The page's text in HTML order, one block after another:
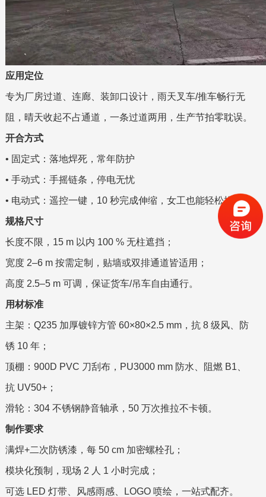
应用定位
专为厂房过道、连廊、装卸口设计，雨天叉车/推车畅行无
阻，晴天收起不占通道，一条过道两用，生产节拍零耽误。
开合方式
• 固定式：落地焊死，常年防护
• 手动式：手摇链条，停电无忧
• 电动式：遥控一键，10 秒完成伸缩，女工也能轻松操作
规格尺寸
长度不限，15 m 以内 100 % 无柱遮挡；
宽度 2–6 m 按需定制，贴墙或双排通道皆适用；
高度 2.5–5 m 可调，保证货车/吊车自由通行。
用材标准
主架：Q235 加厚镀锌方管 60×80×2.5 mm，抗 8 级风、防
锈 10 年；
顶棚：900D PVC 刀刮布，PU3000 mm 防水、阻燃 B1、
抗 UV50+；
滑轮：304 不锈钢静音轴承，50 万次推拉不卡顿。
制作要求
满焊+二次防锈漆，每 50 cm 加密螺栓孔；
模块化预制，现场 2 人 1 小时完成；
可选 LED 灯带、风感雨感、LOGO 喷绘，一站式配齐。